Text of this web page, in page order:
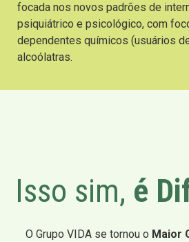
focada nos novos padrões de
psiquiátrico e psicológico, com
dependentes químicos (usuários
alcoólatras.
Isso sim, é
O Grupo VIDA se tornou o Maior